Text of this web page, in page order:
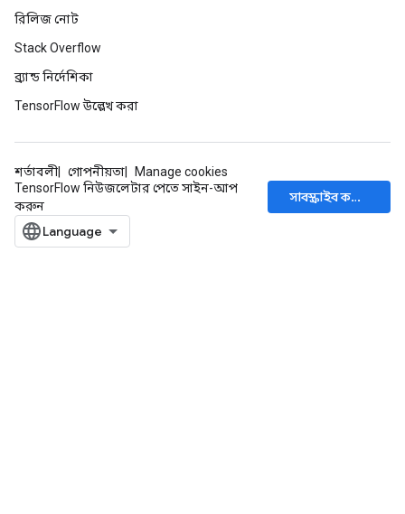
রিলিজ নোট
Stack Overflow
ব্র্যান্ড নির্দেশিকা
TensorFlow উল্লেখ করা
শর্তাবলী গোপনীয়তা
Manage cookies
TensorFlow নিউজলেটার পেতে সাইন-আপ
করুন
সাবস্ক্রাইব করুন